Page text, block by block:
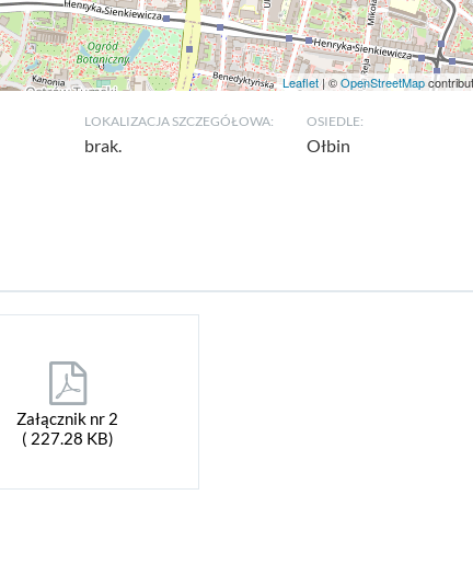
Leaflet| ©OpenStreetMap
LOKALIZACJA SZCZEGÓŁOWA:
brak.
OSIEDLE:
Ołbin
Załącznik nr 2
( 227.28 KB)